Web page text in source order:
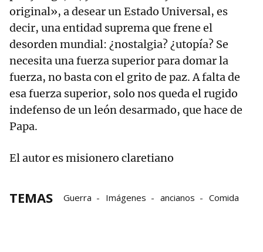
original», a desear un Estado Universal, es
decir, una entidad suprema que frene el
desorden mundial: ¿nostalgia? ¿utopía? Se
necesita una fuerza superior para domar la
fuerza, no basta con el grito de paz. A falta de
esa fuerza superior, solo nos queda el rugido
indefenso de un león desarmado, que hace de
Papa.
El autor es misionero claretiano
TEMAS Guerra Imágenes ancianos Comida